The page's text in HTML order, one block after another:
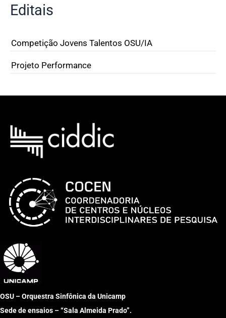
Editais
Competição Jovens Talentos OSU/IA
Projeto Performance
OSU – Orquestra Sinfônica da Unicamp
Sede de ensaios – “Sala Almeida Prado”.